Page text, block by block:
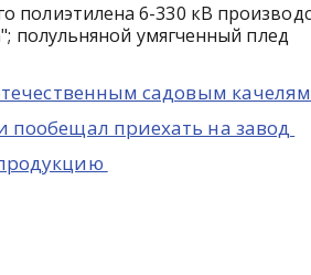
полиэтилена 6-330 кВ
полульняной умягченный плед
садовым качелям
пообещал приехать на завод